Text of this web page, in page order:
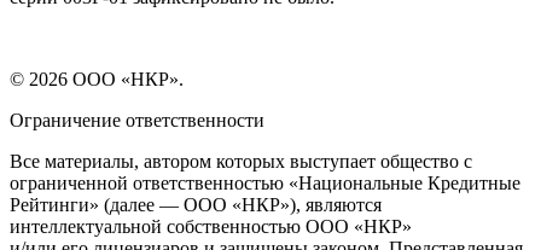
© 2026 ООО «НКР».
Ограничение ответственности
Все материалы, автором которых выступает общество с
ограниченной ответственностью «Национальные Кредитные
Рейтинги» (далее — ООО «НКР»), являются
интеллектуальной собственностью ООО «НКР»